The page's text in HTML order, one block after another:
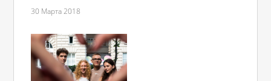
30 Марта 2018